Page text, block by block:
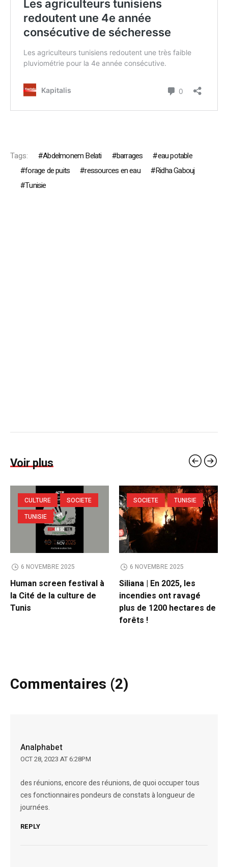
Tags: Abdelmonem Belati barrages
eau potable
forage de puits
ressources en eau
Ridha Gabouj
Tunisie
Voir plus
CULTURE
SOCIETE
TUNISIE
6 NOVEMBRE 2025
Human screen festival à
la Cité de la culture de
Tunis
SOCIETE TUNISIE
6 NOVEMBRE 2025
Siliana | En 2025, les
incendies ont ravagé
plus de 1200 hectares de
forêts !
Commentaires (2)
Analphabet
OCT 28, 2023 AT 6:28PM
des réunions, encore des réunions, de quoi occuper tous
ces fonctionnaires pondeurs de constats à longueur de
journées.
REPLY